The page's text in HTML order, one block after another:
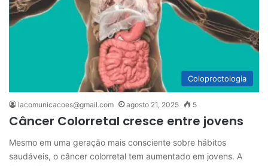
Coloproctologia
lacomunicacoes@gmail.com agosto 21, 2025 5
Câncer Colorretal cresce entre jovens
Mesmo em uma geração mais consciente sobre hábitos
saudáveis, o câncer colorretal tem aumentado em jovens. A